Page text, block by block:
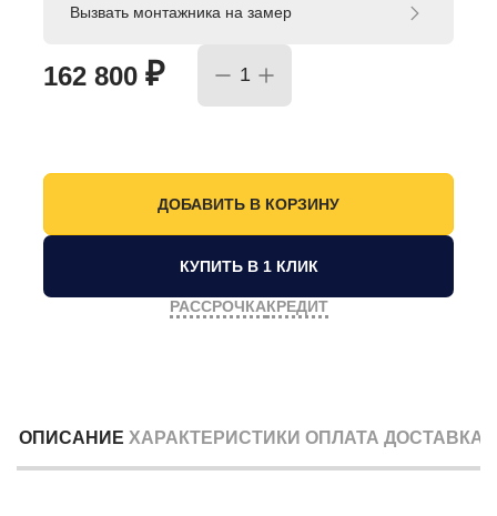
162 800 ₽
Вызвать монтажника на замер
КУПИТЬ В 1 КЛИК
РАССРОЧКАКРЕДИТ
ОПИСАНИЕ ХАРАКТЕРИСТИКИ ОПЛАТА ДОСТАВКА